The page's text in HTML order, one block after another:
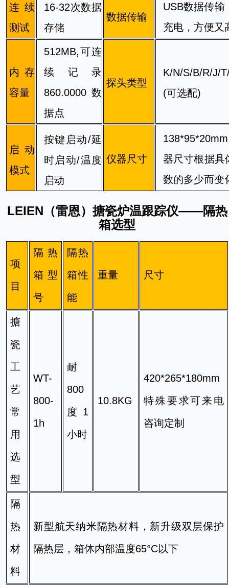
连续
测试
16-32次数据
存储
数据传输
USB数据传输
充电，方便又
内存
容量
512MB,可连
续记录
860.0000数
据点
探头类型
K/N/S/B/R/
(可选配)
启动
模式
按键启动/延
时启动/温度
启动
仪器尺寸
器尺寸根据具
数的多少而变
LEIEN（雷恩）搪瓷炉温跟踪仪——隔热
箱选型
项
目
隔热
箱型
号
隔热
箱性
能
重量 尺寸
搪
瓷
工
艺
常
用
选
型
WT-
800-
1h
耐
800
度1
小时
10.8KG
420*265*180mm
特殊要求可来电
咨询定制
隔
热
材
料
新型航天纳米隔热材料，新升级双层保护
隔热层，箱体内部温度65°C以下